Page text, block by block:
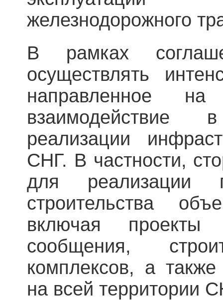
железнодорожного
В рамках
осуществлять
направленное
реализации
СНГ. В частности,
для реализации
строительства
включая
сообщения,
комплексов, а также
на всей территории